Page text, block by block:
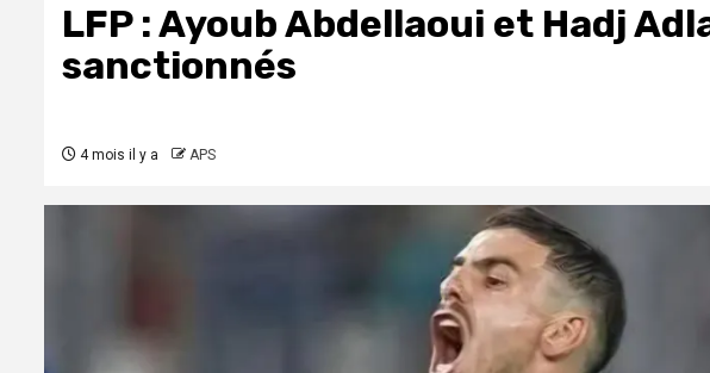
LFP : Ayoub Abdellaoui et Hadj
sanctionnés
4 mois il y a APS